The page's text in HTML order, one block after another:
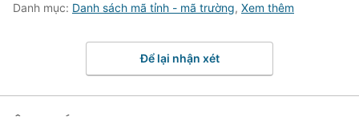
Danh mục: Danh sách mã tỉnh - mã trường, Xem thêm
Để lại nhận xét